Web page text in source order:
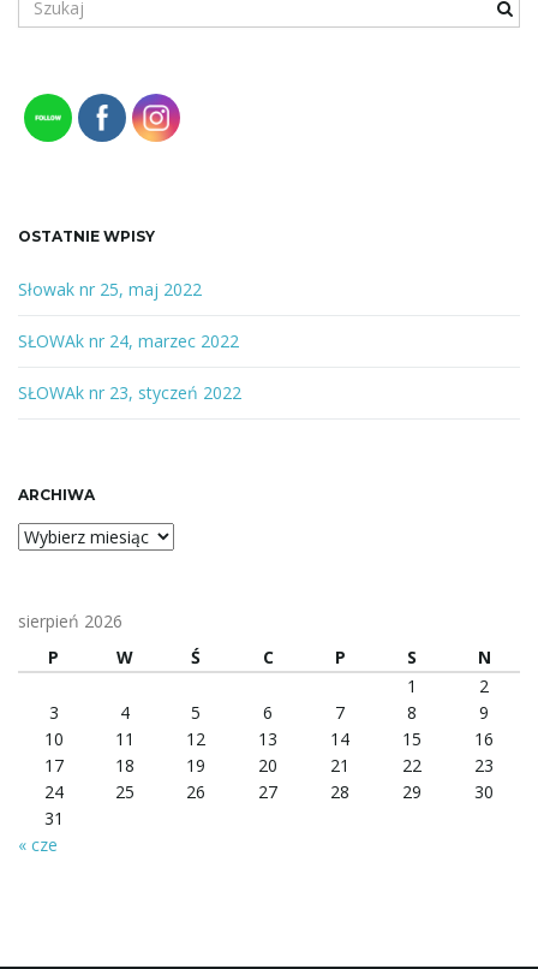
z
a
n
o
o
l
u
b
f
r
a
OSTATNIE WPISY
Słowak nr 25, maj 2022
SŁOWAk nr 24, marzec 2022
SŁOWAk nr 23, styczeń 2022
ARCHIWA
A
h
w
sierpień 2026
P
W Ś C P S
N
1
2
3
4 5 6 7 8
9
10
11 12 13 14 15
16
17
18 19 20 21 22
23
24
25 26 27 28 29
30
31
« cze